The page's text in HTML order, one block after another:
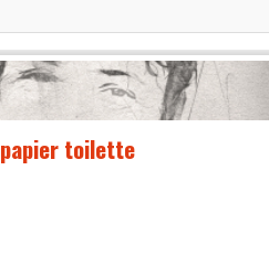
papier toilette